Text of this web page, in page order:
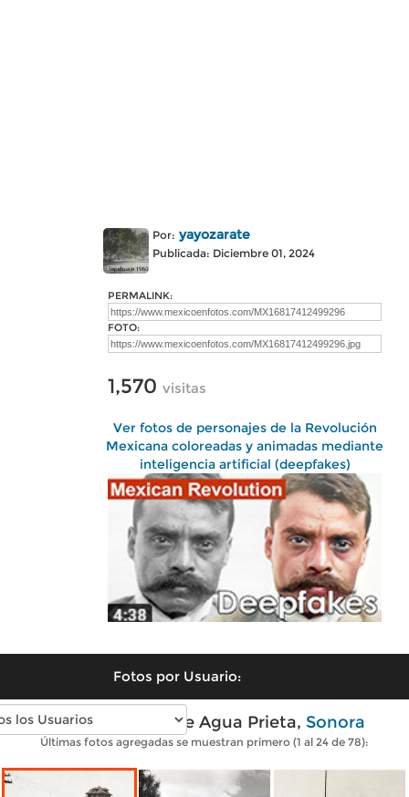
Por: yayozarate
Publicada: Diciembre 01, 2024
PERMALINK:
FOTO:
1,570 visitas
Ver fotos de personajes de la Revolución
Mexicana coloreadas y animadas mediante
inteligencia artificial (deepfakes)
Fotos por Usuario:
Fotos antiguas de Agua Prieta, Sonora
Últimas fotos agregadas se muestran primero (1 al 24 de 78):